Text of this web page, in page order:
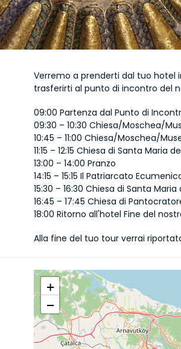
Verremo a prenderti dal tuo hotel
trasferirti al punto di incontro del
09:00 Partenza dal Punto di
09:30 – 10:30 Chiesa/Moschea/
10:45 – 11:00 Chiesa/Moschea/
11:15 – 12:15 Chiesa di Santa Maria
13:00 – 14:00 Pranzo
14:15 – 15:15 Il Patriarcato
15:30 – 16:30 Chiesa di Santa
16:45 – 17:45 Chiesa di
18:00 Ritorno all'hotel Fine del
Alla fine del tuo tour verrai
+
−